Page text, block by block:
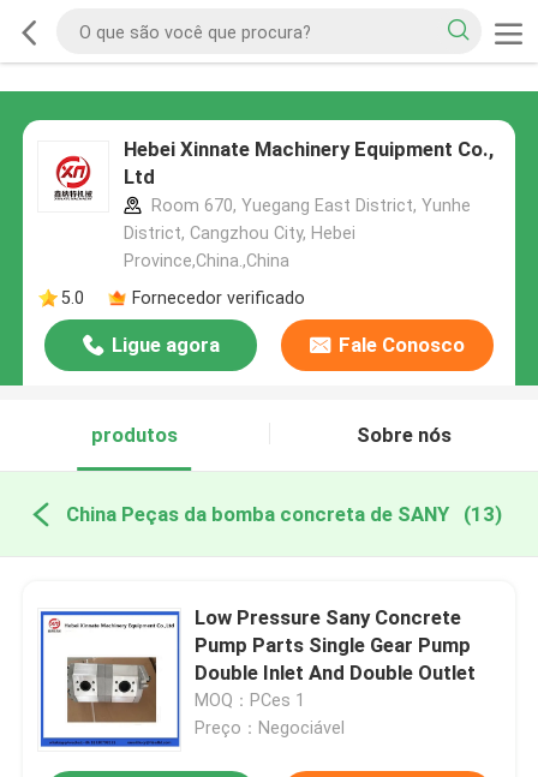
Hebei Xinnate Machinery Equipment Co.,
Ltd
Room 670, Yuegang East District, Yunhe
District, Cangzhou City, Hebei
Province,China.,China
5.0
Fornecedor verificado
Ligue agora Fale Conosco
produtos Sobre nós
China Peças da bomba concreta de SANY (13)
Low Pressure Sany Concrete
Pump Parts Single Gear Pump
Double Inlet And Double Outlet
MOQ：PCes 1
Preço：Negociável